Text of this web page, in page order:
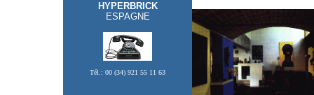
HYPERBRICK
ESPAGNE
Tél.: 00 (34) 921 55 11 63